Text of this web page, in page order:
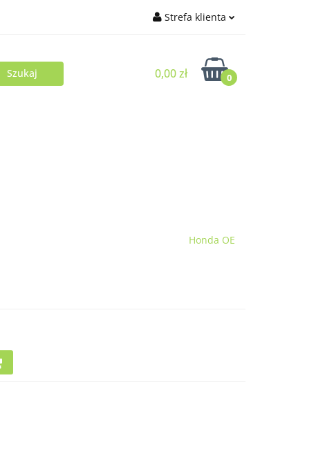
Strefa klienta
Zaloguj się
Zarejestruj się
0,00 zł 0
Honda OE